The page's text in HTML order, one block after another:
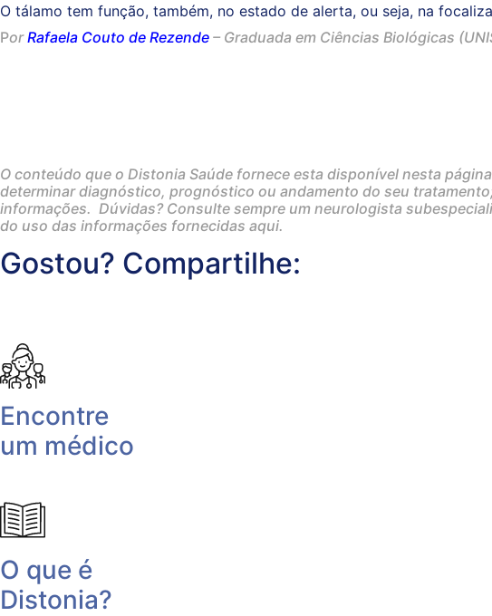
O tálamo tem função, também, no estado de alerta, ou seja, na
PorRafaela Couto de Rezende – Graduada em Ciências Biológicas
O conteúdo que o Distonia Saúde fornece esta disponível nesta
determinar diagnóstico, prognóstico ou andamento do seu
informações. Dúvidas? Consulte sempre um neurologista
do uso das informações fornecidas aqui.
Gostou? Compartilhe:
Encontre
um médico
O que é
Distonia?